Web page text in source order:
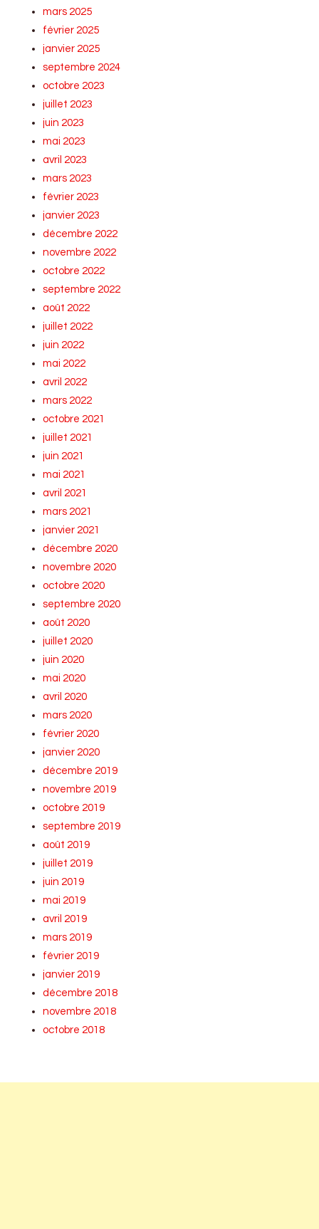
mars 2025
février 2025
janvier 2025
septembre 2024
octobre 2023
juillet 2023
juin 2023
mai 2023
avril 2023
mars 2023
février 2023
janvier 2023
décembre 2022
novembre 2022
octobre 2022
septembre 2022
août 2022
juillet 2022
juin 2022
mai 2022
avril 2022
mars 2022
octobre 2021
juillet 2021
juin 2021
mai 2021
avril 2021
mars 2021
janvier 2021
décembre 2020
novembre 2020
octobre 2020
septembre 2020
août 2020
juillet 2020
juin 2020
mai 2020
avril 2020
mars 2020
février 2020
janvier 2020
décembre 2019
novembre 2019
octobre 2019
septembre 2019
août 2019
juillet 2019
juin 2019
mai 2019
avril 2019
mars 2019
février 2019
janvier 2019
décembre 2018
novembre 2018
octobre 2018